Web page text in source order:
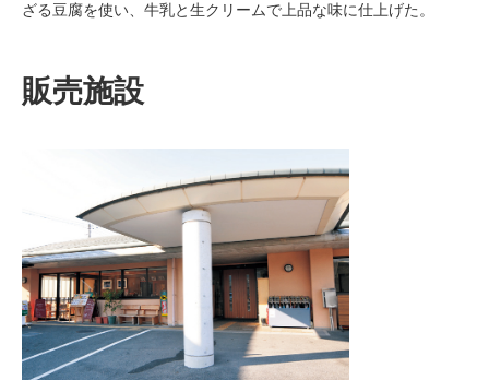
ざる豆腐を使い、牛乳と生クリームで上品な味に仕上げた。
販売施設